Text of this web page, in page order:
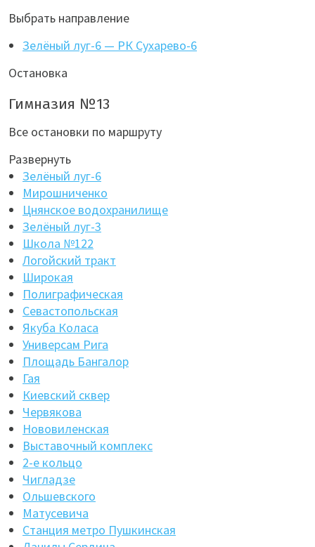
Выбрать направление
Зелёный луг-6 — РК Сухарево-6
Остановка
Гимназия №13
Все остановки по маршруту
Развернуть
Зелёный луг-6
Мирошниченко
Цнянское водохранилище
Зелёный луг-3
Школа №122
Логойский тракт
Широкая
Полиграфическая
Севастопольская
Якуба Коласа
Универсам Рига
Площадь Бангалор
Гая
Киевский сквер
Червякова
Нововиленская
Выставочный комплекс
2-е кольцо
Чигладзе
Ольшевского
Матусевича
Станция метро Пушкинская